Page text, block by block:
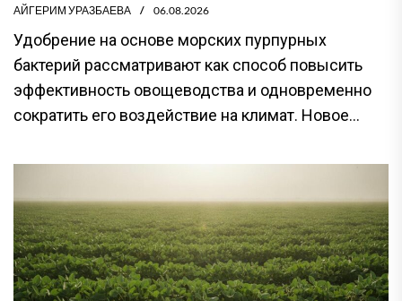
АЙГЕРИМ УРАЗБАЕВА 06.08.2026
Удобрение на основе морских пурпурных
бактерий рассматривают как способ повысить
эффективность овощеводства и одновременно
сократить его воздействие на климат. Новое...